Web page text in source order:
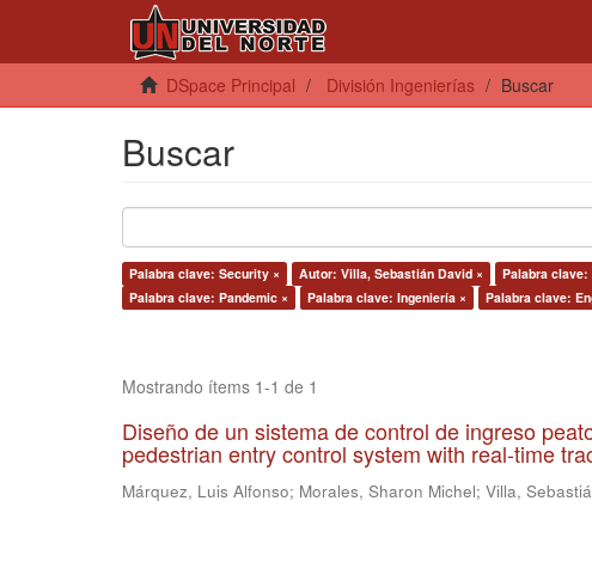
DSpace Principal División Ingenierías Buscar
Buscar
Palabra clave: Security × Autor: Villa, Sebastián David × Palabra clave:
Palabra clave: Pandemic ×
Palabra clave: Ingeniería × Palabra clave:
Mostrando ítems 1-1 de 1
Diseño de un sistema de control de ingreso
pedestrian entry control system with real-time
Márquez, Luis Alfonso; Morales, Sharon Michel; Villa,